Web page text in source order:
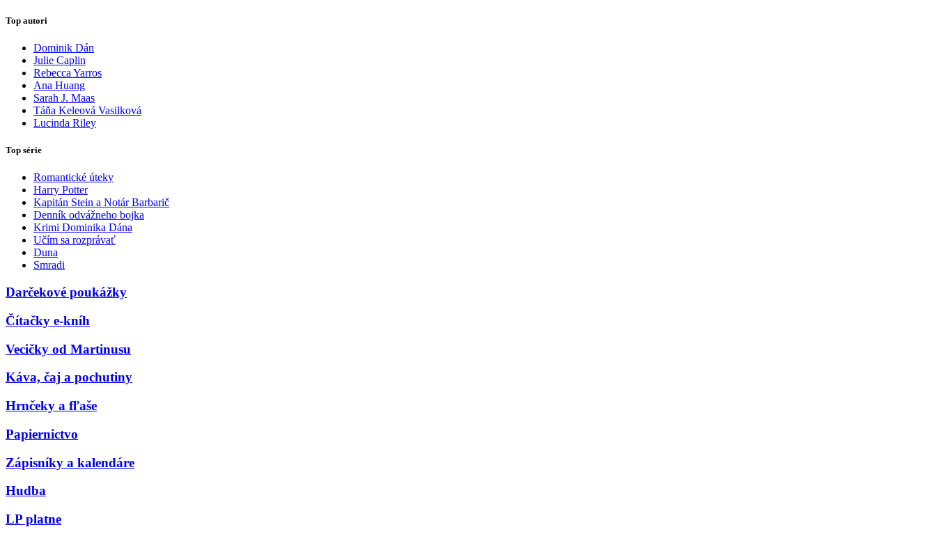
Top autori
Dominik Dán
Julie Caplin
Rebecca Yarros
Ana Huang
Sarah J. Maas
Táňa Keleová Vasilková
Lucinda Riley
Top série
Romantické úteky
Harry Potter
Kapitán Stein a Notár Barbarič
Denník odvážneho bojka
Krimi Dominika Dána
Učím sa rozprávať
Duna
Smradi
Darčekové poukážky
Čítačky e-kníh
Vecičky od Martinusu
Káva, čaj a pochutiny
Hrnčeky a fľaše
Papiernictvo
Zápisníky a kalendáre
Hudba
LP platne